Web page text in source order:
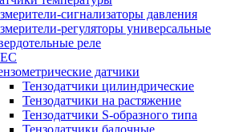
сигнализаторы давления
регуляторы универсальные
реле
датчики
Тензодатчики цилиндрические
Тензодатчики на растяжение
Тензодатчики S-образного типа
Тензодатчики балочные